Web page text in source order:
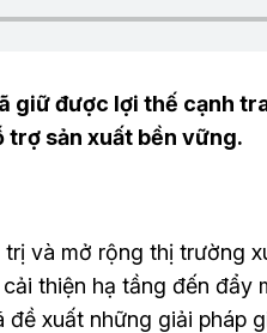
giữ được lợi thế cạnh
trợ sản xuất bền vững.
và mở rộng thị trường
thiện hạ tầng đến đẩy
xuất những giải pháp